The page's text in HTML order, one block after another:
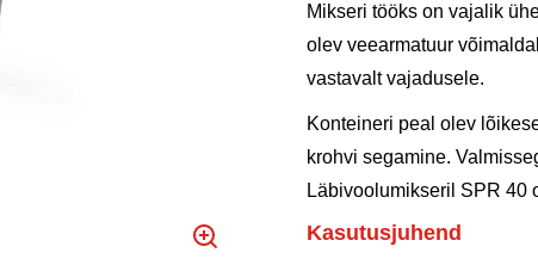
Mikseri tööks on vajalik
olev veearmatuur
vastavalt vajadusele.
Konteineri peal olev
krohvi segamine.
Läbivoolumikseril SPR 40
Kasutusjuhend